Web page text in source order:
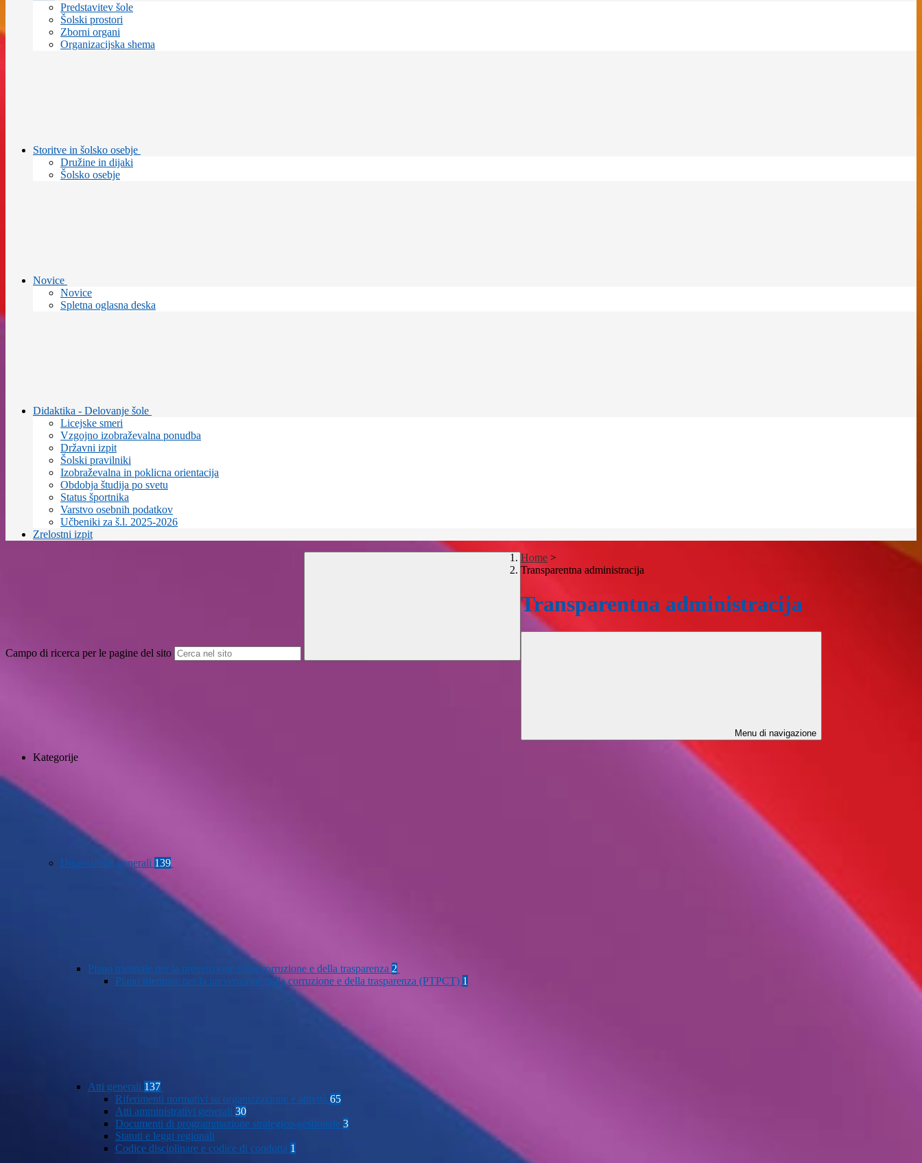
Predstavitev šole
Šolski prostori
Zborni organi
Organizacijska shema
Storitve in šolsko osebje
Družine in dijaki
Šolsko osebje
Novice
Novice
Spletna oglasna deska
Didaktika - Delovanje šole
Licejske smeri
Vzgojno izobraževalna ponudba
Državni izpit
Šolski pravilniki
Izobraževalna in poklicna orientacija
Obdobja študija po svetu
Status športnika
Varstvo osebnih podatkov
Učbeniki za š.l. 2025-2026
Zrelostni izpit
Campo di ricerca per le pagine del sito
Home >
Transparentna administracija
Transparentna administracija
Menu di navigazione
Kategorije
Disposizioni generali 139
Piano triennale per la prevenzione della corruzione e della trasparenza 2
Piano triennale per la prevenzione della corruzione e della trasparenza (PTPCT) 1
Atti generali 137
Riferimenti normativi su organizzazione e attività 65
Atti amministrativi generali 30
Documenti di programmazione strategico-gestionale 3
Statuti e leggi regionali
Codice disciplinare e codice di condotta 1